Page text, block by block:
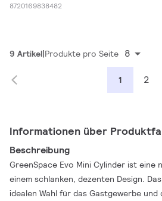
8720169838482
9 Artikel Produkte pro Seite 8
1 2
Informationen über
Beschreibung
GreenSpace Evo Mini Cylinder ist eine
einem schlanken, dezenten Design.
idealen Wahl für das Gastgewerbe und